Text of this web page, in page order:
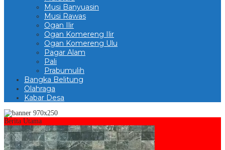
Musi Banyuasin
Musi Rawas
Ogan Ilir
Ogan Komereng Ilir
Ogan Komereng Ulu
Pagar Alam
Pali
Prabumulih
Bangka Belitung
Olahraga
Kabar Desa
Berita Utama